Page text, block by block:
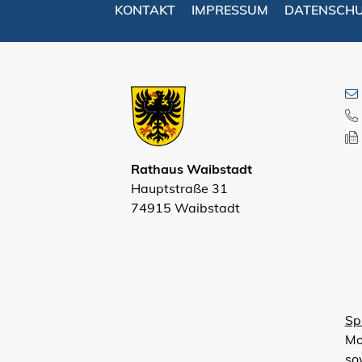
KONTAKT IMPRESSUM
Rathaus Waibstadt
Hauptstraße 31
74915 Waibstadt